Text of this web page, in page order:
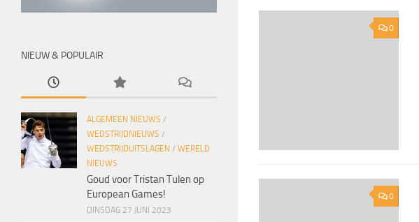
0
0
NIEUW & POPULAIR
ALGEMEEN NIEUWS /
WEDSTRIJDNIEUWS /
WEDSTRIJDUITSLAGEN / WERELD
NIEUWS
Goud voor Tristan Tulen op
European Games!
DINSDAG 27 JUNI 2023